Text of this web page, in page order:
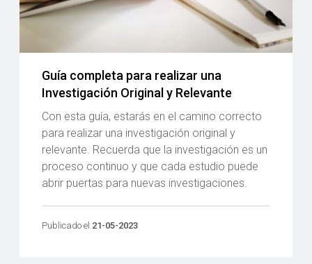
Guía completa para realizar una
Investigación Original y Relevante
Con esta guía, estarás en el camino correcto
para realizar una investigación original y
relevante. Recuerda que la investigación es un
proceso continuo y que cada estudio puede
abrir puertas para nuevas investigaciones.
Publicado el 21-05-2023